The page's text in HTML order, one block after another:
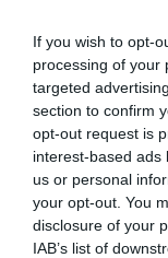
If you wish to opt-
processing of your
targeted
section to confirm
opt-out request is
interest-based ads
us or personal
your opt-out. You
disclosure of your
IAB’s list of